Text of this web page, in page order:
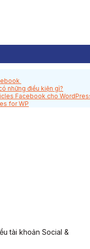
tài khoản Social &
những điều kiện gì?
Facebook cho
for WP